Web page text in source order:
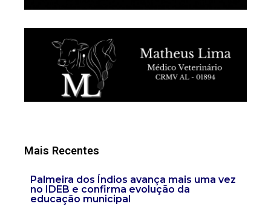
Mais Recentes
Palmeira dos Índios avança mais uma vez
no IDEB e confirma evolução da
educação municipal